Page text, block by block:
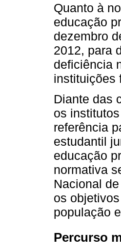
Quanto à
educação
dezembro
2012, para
deficiência
instituições
Diante das
os
referência
estudantil
educação
normativa
Nacional
os
população
Percurso